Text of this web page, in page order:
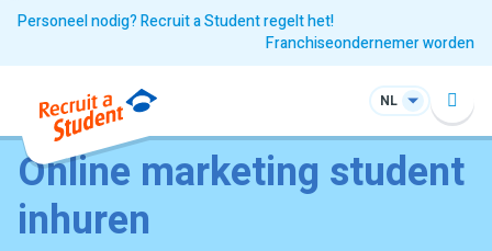
Personeel nodig? Recruit a Student regelt het!
Franchiseondernemer worden
NL
Online marketing student
inhuren